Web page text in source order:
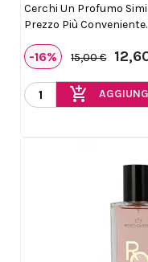
Cerchi Un Profumo
Prezzo Più Conveniente.
-16% 15,00 €
add_shopping_cart